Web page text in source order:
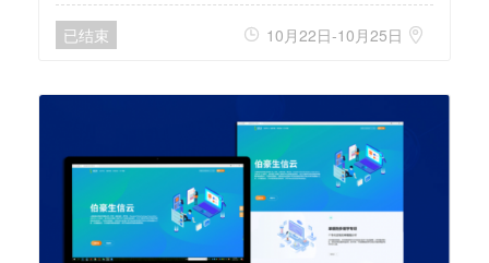
已结束  10月22日-10月25日 